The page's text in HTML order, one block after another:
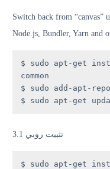
Switch back from “canvas”
Node.js, Bundler, Yarn and
$ sudo apt-get
common
$ sudo add-apt-
$ sudo apt-get
تثبيت روبي 3.1
$ sudo apt-get